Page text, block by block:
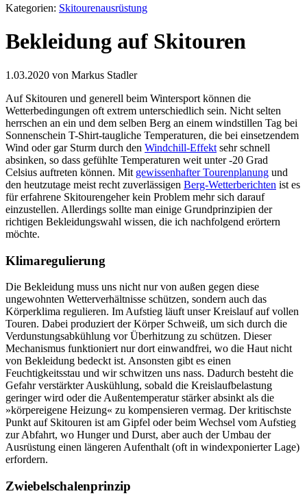
Kategorien: Skitourenausrüstung
Bekleidung auf Skitouren
1.03.2020 von Markus Stadler
Auf Skitouren und generell beim Wintersport können die
Wetterbedingungen oft extrem unterschiedlich sein. Nicht selten
herrschen an ein und dem selben Berg an einem windstillen Tag bei
Sonnenschein T-Shirt-taugliche Temperaturen, die bei einsetzendem
Wind oder gar Sturm durch den Windchill-Effekt sehr schnell
absinken, so dass gefühlte Temperaturen weit unter -20 Grad
Celsius auftreten können. Mit gewissenhafter Tourenplanung und
den heutzutage meist recht zuverlässigen Berg-Wetterberichten ist es
für erfahrene Skitourengeher kein Problem mehr sich darauf
einzustellen. Allerdings sollte man einige Grundprinzipien der
richtigen Bekleidungswahl wissen, die ich nachfolgend erörtern
möchte.
Klimaregulierung
Die Bekleidung muss uns nicht nur von außen gegen diese
ungewohnten Wetterverhältnisse schützen, sondern auch das
Körperklima regulieren. Im Aufstieg läuft unser Kreislauf auf vollen
Touren. Dabei produziert der Körper Schweiß, um sich durch die
Verdunstungsabkühlung vor Überhitzung zu schützen. Dieser
Mechanismus funktioniert nur dort einwandfrei, wo die Haut nicht
von Bekleidung bedeckt ist. Ansonsten gibt es einen
Feuchtigkeitsstau und wir schwitzen uns nass. Dadurch besteht die
Gefahr verstärkter Auskühlung, sobald die Kreislaufbelastung
geringer wird oder die Außentemperatur stärker absinkt als die
»körpereigene Heizung« zu kompensieren vermag. Der kritischste
Punkt auf Skitouren ist am Gipfel oder beim Wechsel vom Aufstieg
zur Abfahrt, wo Hunger und Durst, aber auch der Umbau der
Ausrüstung einen längeren Aufenthalt (oft in windexponierter Lage)
erfordern.
Zwiebelschalenprinzip